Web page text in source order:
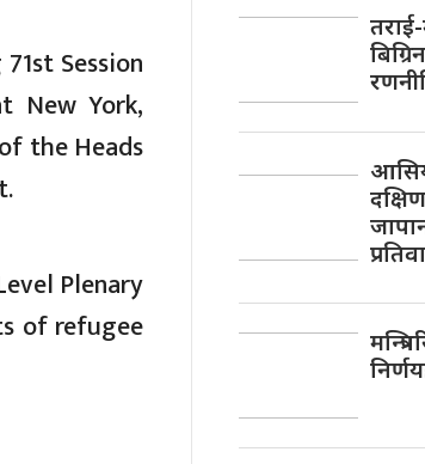
Session
New York,
the Heads
Plenary
of refugee